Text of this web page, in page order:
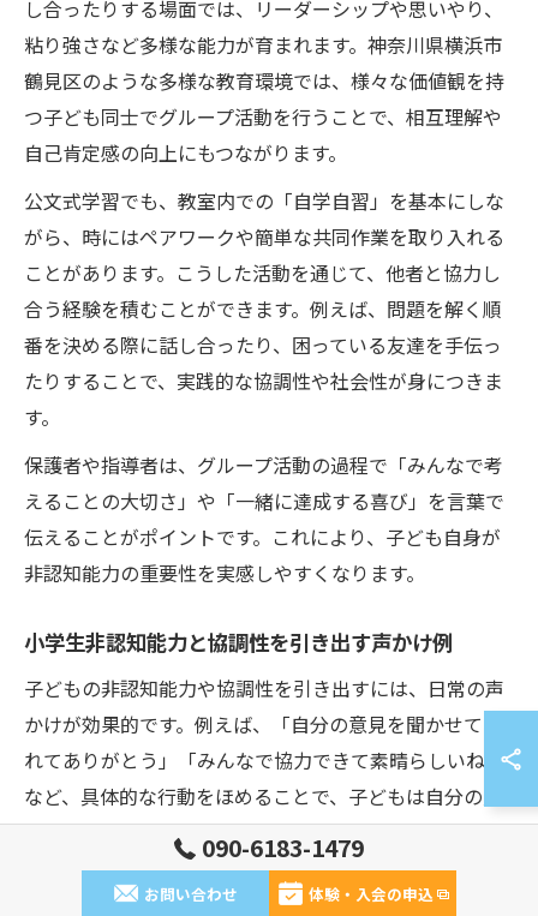
し合ったりする場面では、リーダーシップや思いやり、
粘り強さなど多様な能力が育まれます。神奈川県横浜市
鶴見区のような多様な教育環境では、様々な価値観を持
つ子ども同士でグループ活動を行うことで、相互理解や
自己肯定感の向上にもつながります。
公文式学習でも、教室内での「自学自習」を基本にしな
がら、時にはペアワークや簡単な共同作業を取り入れる
ことがあります。こうした活動を通じて、他者と協力し
合う経験を積むことができます。例えば、問題を解く順
番を決める際に話し合ったり、困っている友達を手伝っ
たりすることで、実践的な協調性や社会性が身につきま
す。
保護者や指導者は、グループ活動の過程で「みんなで考
えることの大切さ」や「一緒に達成する喜び」を言葉で
伝えることがポイントです。これにより、子ども自身が
非認知能力の重要性を実感しやすくなります。
小学生非認知能力と協調性を引き出す声かけ例
子どもの非認知能力や協調性を引き出すには、日常の声
かけが効果的です。例えば、「自分の意見を聞かせてく
れてありがとう」「みんなで協力できて素晴らしいね」
など、具体的な行動をほめることで、子どもは自分の成
長を実感できます。
公文式学習の現場では、課題に取り組む姿勢や友達への
090-6183-1479
お問い合わせ 体験・入会の申込